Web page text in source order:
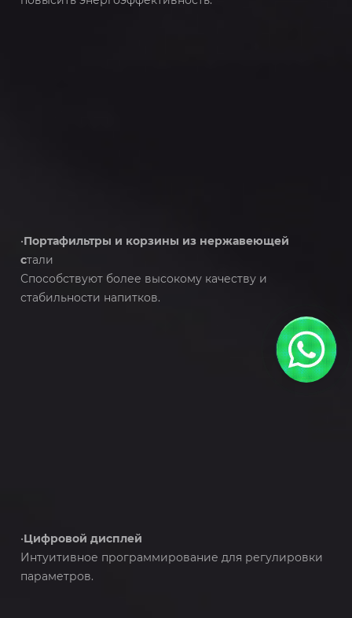
•Портафильтры и корзины из нержавеющей
стали
Способствуют более высокому качеству и
стабильности напитков.
•Цифровой дисплей
Интуитивное программирование для регулировки
параметров.